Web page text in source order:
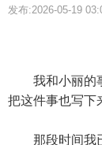
发布:2026-05-19
实
我和小丽的事
把这件事也写下
那段时间我已